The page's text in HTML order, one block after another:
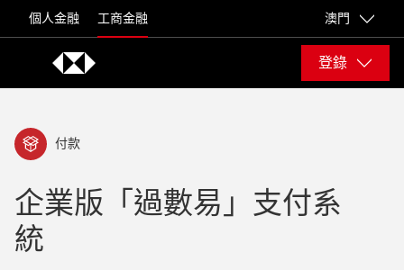
個人金融 工商金融 澳門
登錄
付款
企業版「過數易」支付系
統